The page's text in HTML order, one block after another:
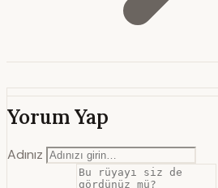
Yorum Yap
Adınız